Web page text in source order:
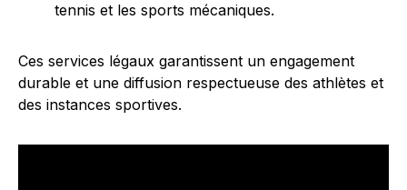
tennis et les sports mécaniques.
Ces services légaux garantissent un engagement
durable et une diffusion respectueuse des athlètes et
des instances sportives.